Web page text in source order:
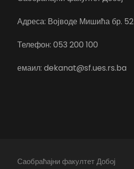
Адреса: Војводе Мишића бр. 52
Телефон: 053 200 100
емаил: dekanat@sf.ues.rs.ba
Саобраћајни факултет Добој